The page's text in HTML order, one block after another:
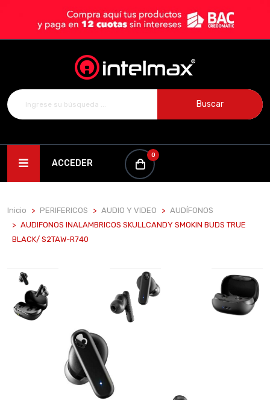
Buscar
ACCEDER
0
Inicio PERIFERICOS AUDIO Y VIDEO
AUDÍFONOS
AUDIFONOS INALAMBRICOS SKULLCANDY SMOKIN BUDS TRUE
BLACK/ S2TAW-R740